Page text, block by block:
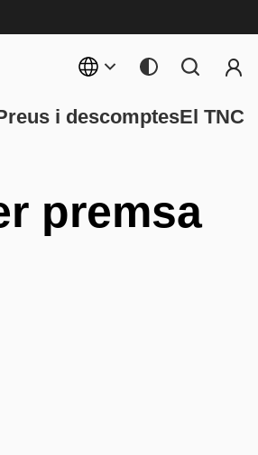
i descomptesEl TNC
premsa